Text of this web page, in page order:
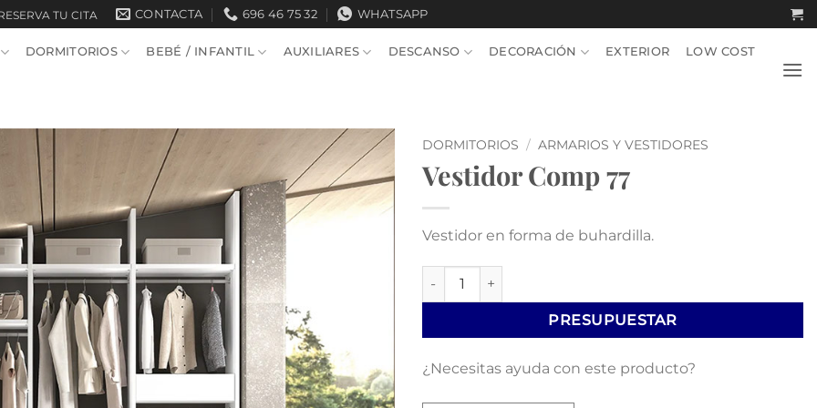
TU CITA CONTACTA 696 46 75 32 WHATSAPP
DORMITORIOS BEBÉ / INFANTIL AUXILIARES DESCANSO DECORACIÓN EXTERIOR LOW COST
DORMITORIOS / ARMARIOS Y VESTIDORES
Vestidor Comp 77
Vestidor en forma de buhardilla.
Vestidor Comp 77 cantidad
PRESUPUESTAR
¿Necesitas ayuda con este producto?